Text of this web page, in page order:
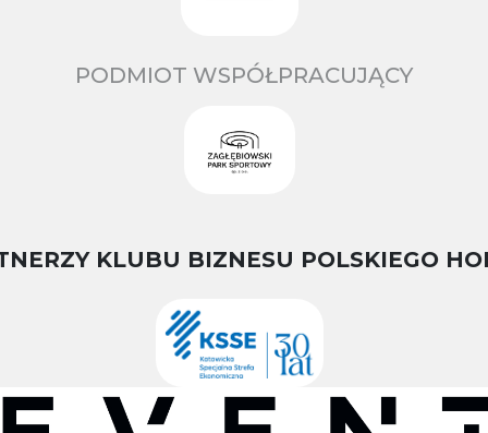
PODMIOT WSPÓŁPRACUJĄCY
KLUBU BIZNESU POLSKIEGO